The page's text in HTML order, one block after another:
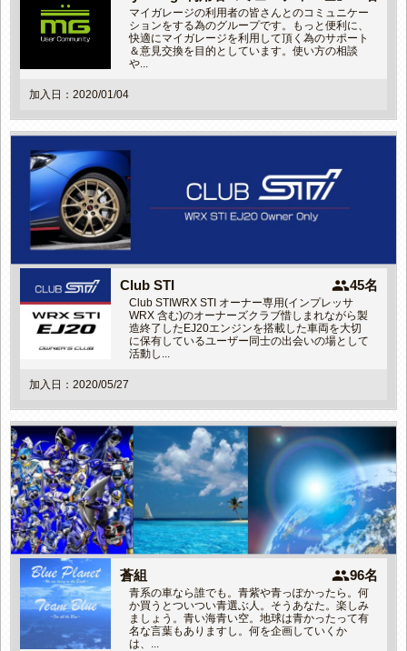
マイガレージの利用者の皆さんとのコミュニケー
ションをする為のグループです。もっと便利に、
快適にマイガレージを利用して頂く為のサポート
＆意見交換を目的としています。使い方の相談
や...
加入日：2020/01/04
Club STI people45名
Club STIWRX STI オーナー専用(インプレッサ
WRX 含む)のオーナーズクラブ惜しまれながら製
造終了したEJ20エンジンを搭載した車両を大切
に保有しているユーザー同士の出会いの場として
活動し...
加入日：2020/05/27
蒼組 people96名
青系の車なら誰でも。青紫や青っぽかったら。何
か買うとついつい青選ぶ人。そうあなた。楽しみ
ましょう。青い海青い空。地球は青かったって有
名な言葉もありますし。何を企画していくか
は、...